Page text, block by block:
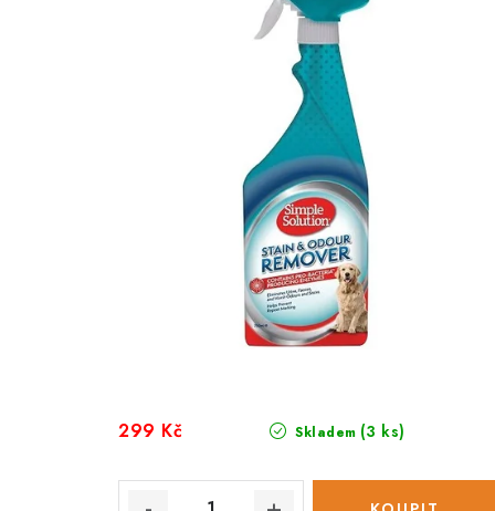
Skladem (3 ks)
299 Kč